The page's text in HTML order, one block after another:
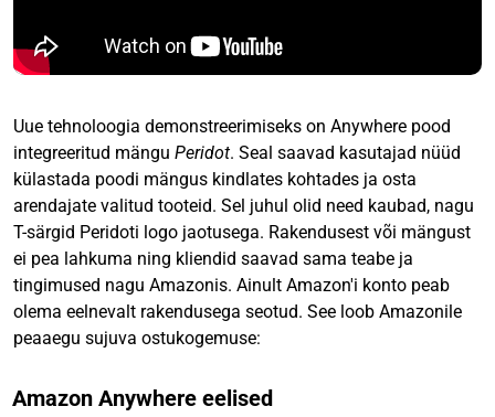
Uue tehnoloogia demonstreerimiseks on Anywhere pood
integreeritud mängu Peridot. Seal saavad kasutajad nüüd
külastada poodi mängus kindlates kohtades ja osta
arendajate valitud tooteid. Sel juhul olid need kaubad, nagu
T-särgid Peridoti logo jaotusega. Rakendusest või mängust
ei pea lahkuma ning kliendid saavad sama teabe ja
tingimused nagu Amazonis. Ainult Amazon'i konto peab
olema eelnevalt rakendusega seotud. See loob Amazonile
peaaegu sujuva ostukogemuse:
Amazon Anywhere eelised